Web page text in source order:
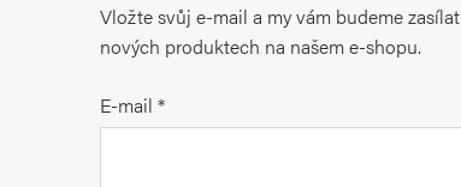
Vložte svůj e-mail a my vám budeme
nových produktech na našem e-shopu.
E-mail